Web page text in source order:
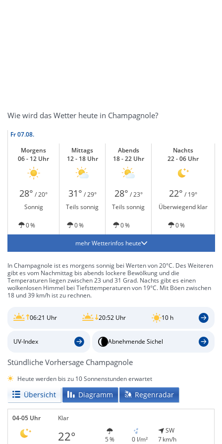
Wie wird das Wetter heute in Champagnole?
Fr07.08.
Morgens
06 - 12 Uhr
Mittags
12 - 18 Uhr
Abends
18 - 22 Uhr
Nachts
22 - 06 Uhr
28° / 20° 31° / 29° 28° / 23° 22° / 19°
Sonnig
Teils sonnig Teils sonnig Überwiegend klar
0 % 0 % 0 % 0 %
mehr Wetterinfos heute
In Champagnole ist es morgens sonnig bei Werten von 20°C. Des Weiteren
gibt es vom Nachmittag bis abends lockere Bewölkung und die
Temperaturen liegen zwischen 23 und 31 Grad. Nachts gibt es einen
wolkenlosen Himmel bei Tiefsttemperaturen von 19°C. Mit Böen zwischen
18 und 39 km/h ist zu rechnen.
06:21 Uhr 20:52 Uhr 10 h
UV-Index Abnehmende Sichel
Stündliche Vorhersage Champagnole
Heute werden bis zu 10 Sonnenstunden erwartet
Übersicht Diagramm Regenradar
04-05 Uhr Klar
22° 5 % 0 l/m²
SW
7 km/h